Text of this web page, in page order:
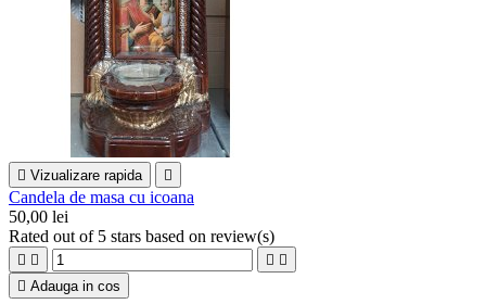
 Vizualizare rapida 
Candela de masa cu icoana
50,00 lei
Rated out of 5 stars based on review(s)
   
 Adauga in cos